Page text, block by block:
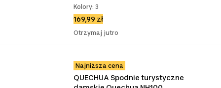
Kolory: 3
169,99 zł
Otrzymaj jutro
Najniższa cena
QUECHUA Spodnie turystyczne